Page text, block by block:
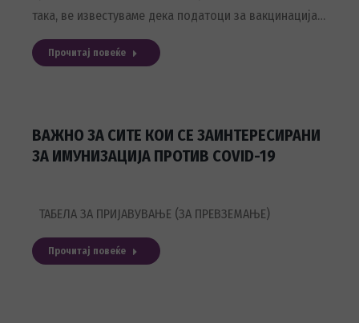
така, ве известуваме дека податоци за вакцинација…
Прочитај повеќе
ВАЖНО ЗА СИТЕ КОИ СЕ ЗАИНТЕРЕСИРАНИ
ЗА ИМУНИЗАЦИЈА ПРОТИВ COVID-19
ТАБЕЛА ЗА ПРИЈАВУВАЊЕ (ЗА ПРЕВЗЕМАЊЕ)
Прочитај повеќе